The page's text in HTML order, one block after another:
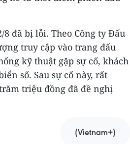
8 đã bị lỗi. Theo Công ty Đấu
truy cập vào trang đấu
kỹ thuật gặp sự cố, khách
số. Sau sự cố này, rất
triệu đồng đã đề nghị
(Vietnam+)